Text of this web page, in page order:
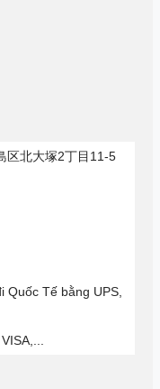
区北大塚2丁目11-5
Quốc Tế bằng UPS,